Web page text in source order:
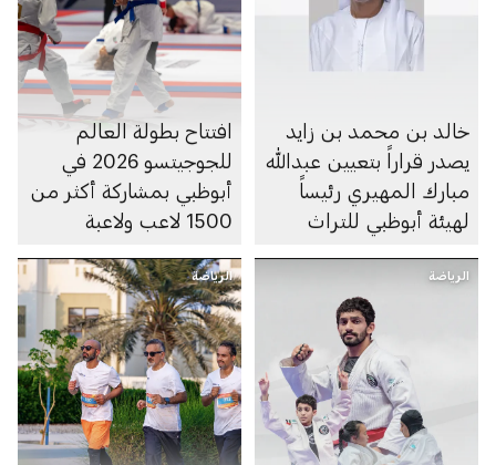
خالد بن محمد بن زايد
يصدر قراراً بتعيين عبدالله
مبارك المهيري رئيساً
لهيئة أبوظبي للتراث
افتتاح بطولة العالم
للجوجيتسو 2026 في
أبوظبي بمشاركة أكثر من
1500 لاعب ولاعبة
الرياضة الرياضة